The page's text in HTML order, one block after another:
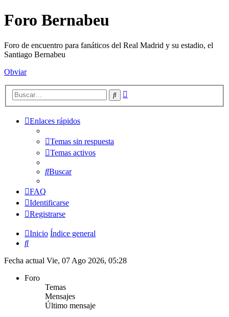
Foro Bernabeu
Foro de encuentro para fanáticos del Real Madrid y su estadio, el
Santiago Bernabeu
Obviar
Buscar
Enlaces rápidos
Temas sin respuesta
Temas activos
Buscar
FAQ
Identificarse
Registrarse
Inicio Índice general
Buscar
Fecha actual Vie, 07 Ago 2026, 05:28
Foro
Temas
Mensajes
Último mensaje